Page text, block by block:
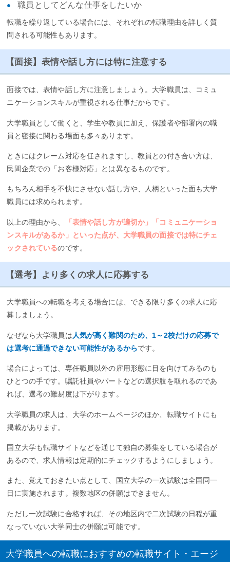
職員としてどんな仕事をしたいか
転職を繰り返している場合には、それぞれの転職理由を詳しく質
問される可能性もあります。
【面接】表情や話し方には特に注意する
面接では、表情や話し方に注意しましょう。大学職員は、コミュ
ニケーションスキルが重視される仕事だからです。
大学職員として働くと、学生や教員に加え、保護者や部署内の職
員と密接に関わる場面も多々あります。
ときにはクレーム対応を任されますし、教員との付き合い方は、
民間企業での「お客様対応」とは異なるものです。
もちろん相手を不快にさせない話し方や、人柄といった面も大学
職員には求められます。
以上の理由から、
「表情や話し方が適切か」「コミュニケーショ
ンスキルがあるか」といった点が、大学職員の面接では特にチェ
ックされているのです。
【選考】より多くの求人に応募する
大学職員への転職を考える場合には、できる限り多くの求人に応
募しましょう。
なぜなら大学職員は 人気が高く難関のため、1～2校だけの応募で
は選考に通過できない可能性があるからです。
場合によっては、専任職員以外の雇用形態に目を向けてみるのも
ひとつの手です。嘱託社員やパートなどの選択肢を取れるのであ
れば、選考の難易度は下がります。
大学職員の求人は、大学のホームページのほか、転職サイトにも
掲載があります。
国立大学も転職サイトなどを通じて独自の募集をしている場合が
あるので、求人情報は定期的にチェックするようにしましょう。
また、覚えておきたい点として、国立大学の一次試験は全国同一
日に実施されます。複数地区の併願はできません。
ただし一次試験に合格すれば、その地区内で二次試験の日程が重
なっていない大学同士の併願は可能です。
大学職員への転職におすすめの転職サイト・エージ